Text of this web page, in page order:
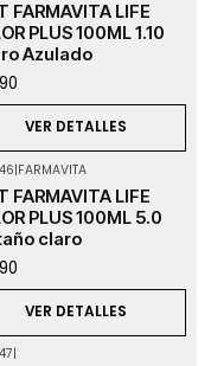
FARMAVITA LIFE
PLUS 100ML 1.10
Azulado
VER DETALLES
|FARMAVITA
FARMAVITA LIFE
PLUS 100ML 5.0
claro
VER DETALLES
|